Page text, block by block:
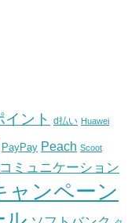
イント d払い Huawei
PayPay Peach Scoot
ミュニケーション
ャンペーン